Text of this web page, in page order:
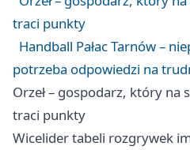
traci punkty
Handball Pałac Tarnów –
potrzeba odpowiedzi na
Orzeł – gospodarz, który na
traci punkty
Wicelider tabeli rozgrywek